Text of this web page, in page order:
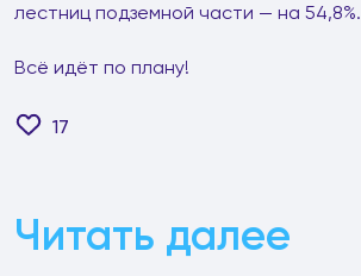
лестниц подземной части — на 54,8%.
Всё идёт по плану!
17
Читать далее